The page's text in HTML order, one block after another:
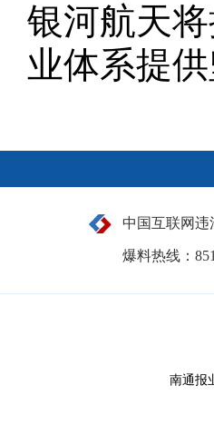
银河航天
业体系提供
中国互联网
爆料热线：
南通报